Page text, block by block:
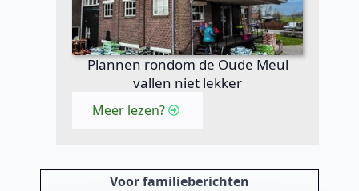
Plannen rondom de Oude Meul
vallen niet lekker
Meer lezen?
Voor familieberichten